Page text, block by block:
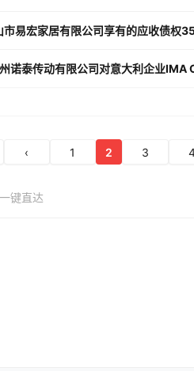
市易宏家居有限公司享有的应收债权
诺泰传动有限公司对意大利企业IMA
‹ 1 2 3
键直达